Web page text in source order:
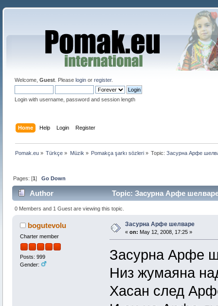
Welcome, Guest. Please loginor register.
Login with username, password and session length
Home Help Login Register
Pomak.eu » Türkçe » Müzik » Pomakça şarkı sözleri » Topic:Засурна Арфе
Pages: [1]Go Down
Author Topic: Засурна Арфе
0 Members and 1 Guest are viewing this topic.
bogutevolu
Charter member
Posts: 999
Gender:
Засурна Арфе шелваре
« on: May 12, 2008, 17:25 »
Засурна Арфе
Низ жумаяна
Хасан след